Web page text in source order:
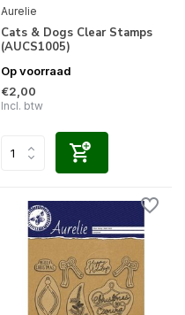
Aurelie
Cats & Dogs Clear Stamps
(AUCS1005)
Op voorraad
€2,00
Incl. btw